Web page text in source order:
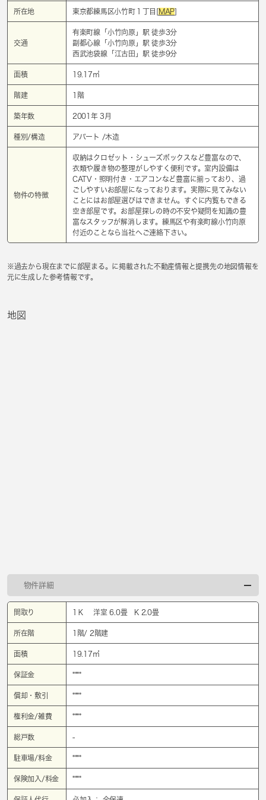
所在地 東京都練馬区小竹町１丁目[MAP]
交通
有楽町線「 小竹向原」駅 徒歩3分
副都心線「 小竹向原」駅 徒歩3分
西武池袋線「 江古田 」駅 徒歩9分
面積 19.17㎡
階建 1階
築年数 2001年 3月
種別/構造 アパート /木造
物件の特徴
収納はクロゼット・シューズボックスなど豊富なので、
衣類や履き物の整理がしやすく便利です。室内設備は
CATV・照明付き・エアコンなど豊富に揃っており、過
ごしやすいお部屋になっております。実際に見てみない
ことにはお部屋選びはできません。すぐに内覧もできる
空き部屋です。お部屋探しの時の不安や疑問を知識の豊
富なスタッフが解消します。練馬区や有楽町線小竹向原
付近のことなら当社へご連絡下さい。
※過去から現在までに部屋まる。に掲載された不動産情報と提携先の地図情報を
元に生成した参考情報です。
地図
物件詳細
間取り 1Ｋ 洋室 6.0畳 K 2.0畳
所在階 1階/ 2階建
面積 19.17㎡
保証金 ****
償却・敷引 ****
権利金/雑費 ****
総戸数 -
駐車場/料金 ****
保険加入/料金 ****